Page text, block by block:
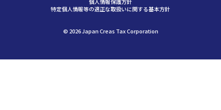
特定個人情報等の適正な取扱いに関する基本方針
©︎ 2026 Japan Creas Tax Corporation